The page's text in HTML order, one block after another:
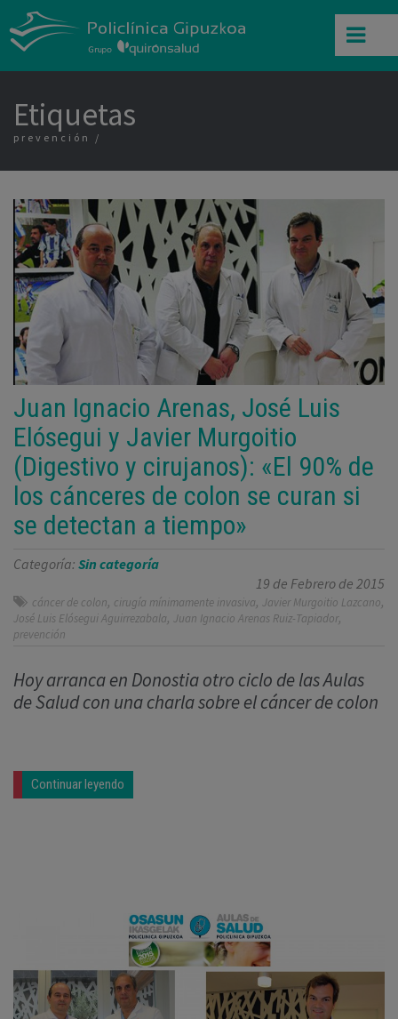
Etiquetas
prevención
Juan Ignacio Arenas, José Luis
Elósegui y Javier Murgoitio
(Digestivo y cirujanos): «El 90% de
los cánceres de colon se curan si
se detectan a tiempo»
Categoría: Sin categoría
19 de Febrero de 2015
cáncer de colon, cirugía mínimamente invasiva, Javier Murgoitio Lazcano,
José Luis Elósegui Aguirrezabala, Juan Ignacio Arenas Ruiz-Tapiador,
prevención
Hoy arranca en Donostia otro ciclo de las Aulas
de Salud con una charla sobre el cáncer de colon
Continuar leyendo